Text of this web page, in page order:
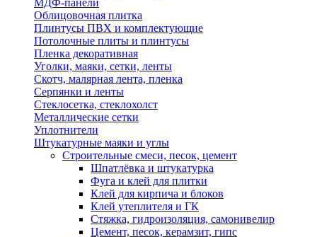
МДФ-панели
Облицовочная плитка
Плинтусы ПВХ и комплектующие
Потолочные плиты и плинтусы
Пленка декоративная
Уголки, маяки, сетки, ленты
Скотч, малярная лента, пленка
Серпянки и ленты
Стеклосетка, стеклохолст
Металлические сетки
Уплотнители
Штукатурные маяки и углы
Строительные смеси, песок, цемент
Шпатлёвка и штукатурка
Фуга и клей для плитки
Клей для кирпича и блоков
Клей утеплителя и ГК
Стяжка, гидроизоляция, самонивелир
Цемент, песок, керамзит, гипс